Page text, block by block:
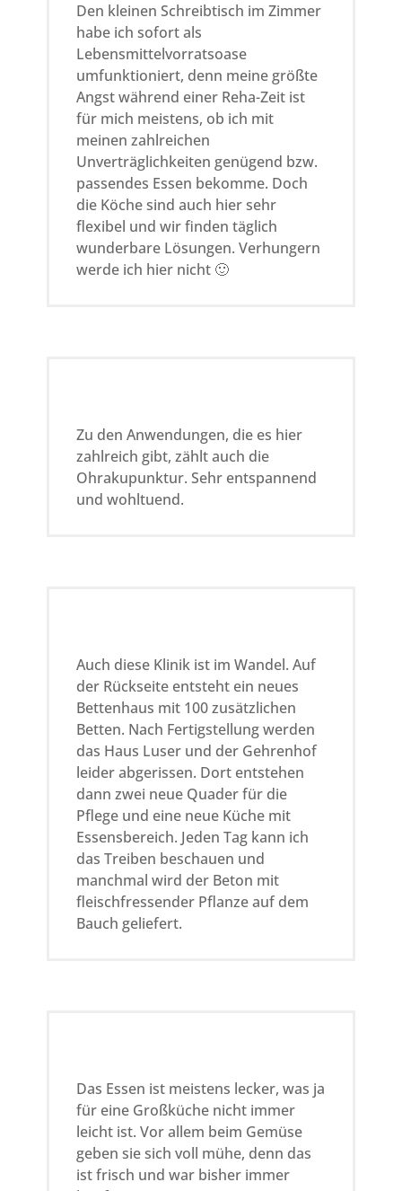
Den kleinen Schreibtisch im Zimmer
habe ich sofort als
Lebensmittelvorratsoase
umfunktioniert, denn meine größte
Angst während einer Reha-Zeit ist
für mich meistens, ob ich mit
meinen zahlreichen
Unverträglichkeiten genügend bzw.
passendes Essen bekomme. Doch
die Köche sind auch hier sehr
flexibel und wir finden täglich
wunderbare Lösungen. Verhungern
werde ich hier nicht 🙂
Zu den Anwendungen, die es hier
zahlreich gibt, zählt auch die
Ohrakupunktur. Sehr entspannend
und wohltuend.
Auch diese Klinik ist im Wandel. Auf
der Rückseite entsteht ein neues
Bettenhaus mit 100 zusätzlichen
Betten. Nach Fertigstellung werden
das Haus Luser und der Gehrenhof
leider abgerissen. Dort entstehen
dann zwei neue Quader für die
Pflege und eine neue Küche mit
Essensbereich. Jeden Tag kann ich
das Treiben beschauen und
manchmal wird der Beton mit
fleischfressender Pflanze auf dem
Bauch geliefert.
Das Essen ist meistens lecker, was ja
für eine Großküche nicht immer
leicht ist. Vor allem beim Gemüse
geben sie sich voll mühe, denn das
ist frisch und war bisher immer